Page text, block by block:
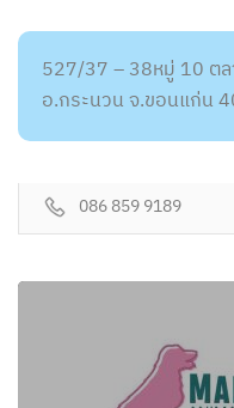
527/37 – 38หมู่ 10 ตล
อ.กระนวน จ.ขอนแก่น
086 859 9189